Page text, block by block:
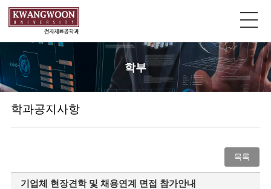
학부
학과공지사항
목록
기업체 현장견학 및 채용연계 면접 참가안내